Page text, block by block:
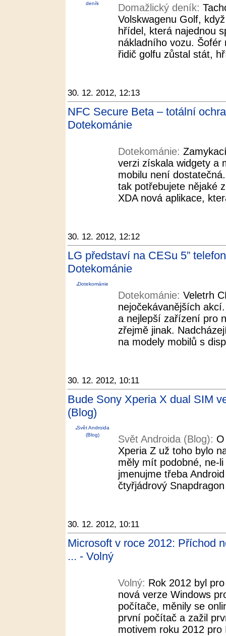
deník
Domažlický deník:
Volskwagenu Golf,
hřídel, která najednou
nákladního vozu.
řidič golfu zůstal stát,
30. 12. 2012, 12:13
NFC Secure Beta – totální
Dotekománie
Dotekománie:
verzi získala widgety a
mobilu není
tak potřebujete nějaké
XDA nová aplikace,
30. 12. 2012, 12:12
LG představí na CESu 5”
Dotekománie
Dotekománie
Dotekománie: Veletrh
nejočekávanějších
a nejlepší zařízení pro
zřejmě jinak.
na modely mobilů s
30. 12. 2012, 10:11
Bude Sony Xperia X dual SIM
(Blog)
Svět Androida
(Blog)
Svět Androida (Blog):
Xperia Z už toho bylo
měly mít podobné, ne-
jmenujme třeba
čtyřjádrový
30. 12. 2012, 10:11
Microsoft v roce 2012: Příchod
... - Volný
Volný: Rok 2012 byl
nová verze Windows
počítače, měnily se
první počítač a zažil
motivem roku 2012